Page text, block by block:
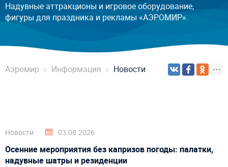
Надувные аттракционы и игровое оборудование,
фигуры для праздника и рекламы «АЭРОМИР».
Аэромир Информация Новости
Новости 03.08.2026
Осенние мероприятия без капризов погоды: палатки,
надувные шатры и резиденции